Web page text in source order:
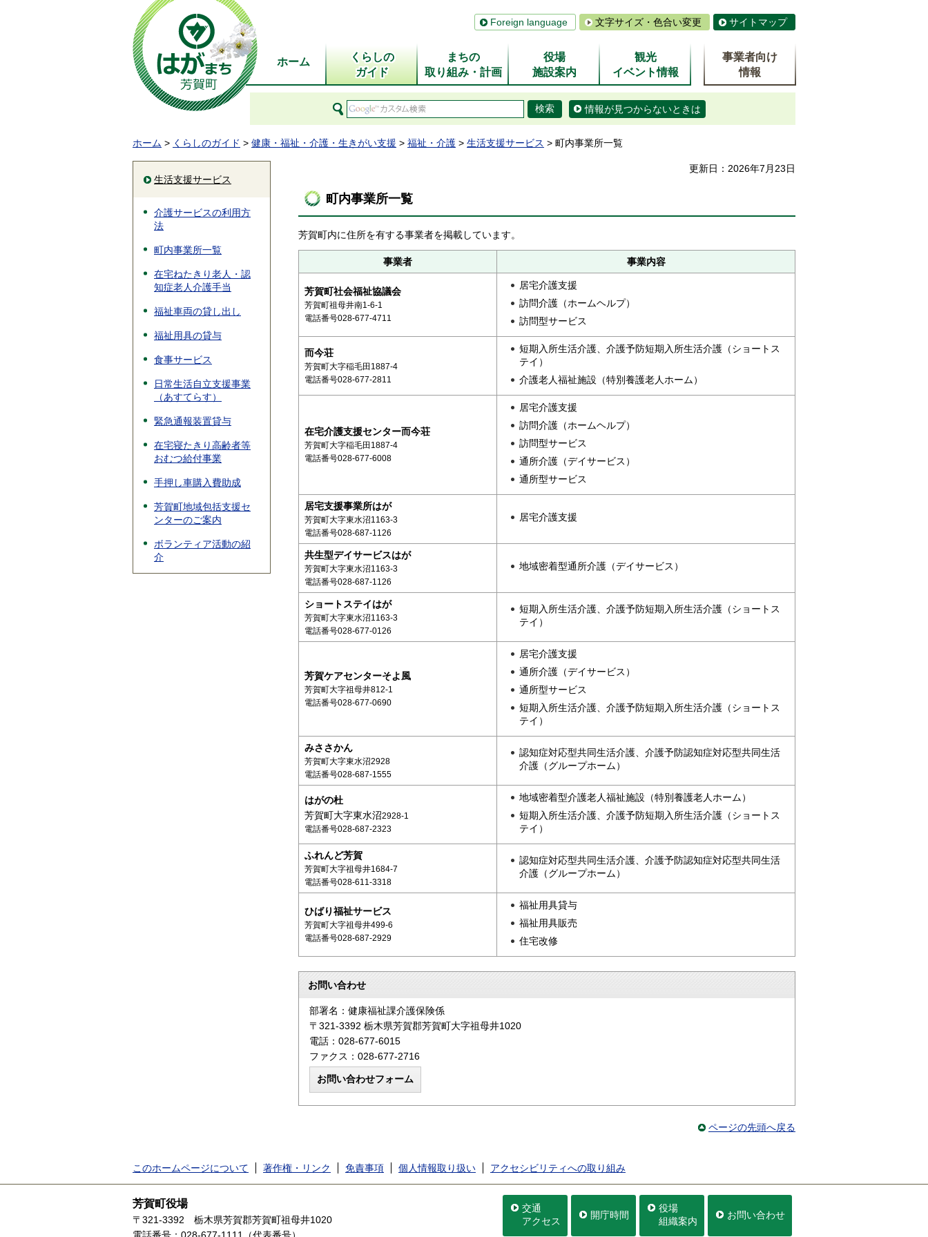
Foreign language 文字サイズ・色合い変更 サイトマップ
ホーム
くらしの
ガイド
まちの
取り組み・計画
役場
施設案内
観光
イベント情報
事業者向け
情報
情報が見つからないときは
ホーム > くらしのガイド > 健康・福祉・介護・生きがい支援 > 福祉・介護 > 生活支援サービス > 町内事業所一覧
生活支援サービス
介護サービスの利用方
法
町内事業所一覧
在宅ねたきり老人・認
知症老人介護手当
福祉車両の貸し出し
福祉用具の貸与
食事サービス
日常生活自立支援事業
（あすてらす）
緊急通報装置貸与
在宅寝たきり高齢者等
おむつ給付事業
手押し車購入費助成
芳賀町地域包括支援セ
ンターのご案内
ボランティア活動の紹
介
更新日：2026年7月23日
町内事業所一覧
芳賀町内に住所を有する事業者を掲載しています。
事業者 事業内容
芳賀町社会福祉協議会
芳賀町祖母井南1-6-1
電話番号028-677-4711
居宅介護支援
訪問介護（ホームヘルプ）
訪問型サービス
而今荘
芳賀町大字稲毛田1887-4
電話番号028-677-2811
短期入所生活介護、介護予防短期入所生活介護（ショートス
テイ）
介護老人福祉施設（特別養護老人ホーム）
在宅介護支援センター而今荘
芳賀町大字稲毛田1887-4
電話番号028-677-6008
居宅介護支援
訪問介護（ホームヘルプ）
訪問型サービス
通所介護（デイサービス）
通所型サービス
居宅支援事業所はが
芳賀町大字東水沼1163-3
電話番号028-687-1126
居宅介護支援
共生型デイサービスはが
芳賀町大字東水沼1163-3
電話番号028-687-1126
地域密着型通所介護（デイサービス）
ショートステイはが
芳賀町大字東水沼1163-3
電話番号028-677-0126
短期入所生活介護、介護予防短期入所生活介護（ショートス
テイ）
芳賀ケアセンターそよ風
芳賀町大字祖母井812-1
電話番号028-677-0690
居宅介護支援
通所介護（デイサービス）
通所型サービス
短期入所生活介護、介護予防短期入所生活介護（ショートス
テイ）
みささかん
芳賀町大字東水沼2928
電話番号028-687-1555
認知症対応型共同生活介護、介護予防認知症対応型共同生活
介護（グループホーム）
はがの杜
芳賀町大字東水沼2928-1
電話番号028-687-2323
地域密着型介護老人福祉施設（特別養護老人ホーム）
短期入所生活介護、介護予防短期入所生活介護（ショートス
テイ）
ふれんど芳賀
芳賀町大字祖母井1684-7
電話番号028-611-3318
認知症対応型共同生活介護、介護予防認知症対応型共同生活
介護（グループホーム）
ひばり福祉サービス
芳賀町大字祖母井499-6
電話番号028-687-2929
福祉用具貸与
福祉用具販売
住宅改修
お問い合わせ
部署名：健康福祉課介護保険係
〒321-3392 栃木県芳賀郡芳賀町大字祖母井1020
電話：028-677-6015
ファクス：028-677-2716
ページの先頭へ戻る
このホームページについて 著作権・リンク 免責事項 個人情報取り扱い アクセシビリティへの取り組み
芳賀町役場
〒321-3392
栃木県芳賀郡芳賀町祖母井1020
交通
アクセス
開庁時間
役場
組織案内
お問い合わせ